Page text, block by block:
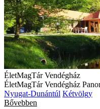
ÉletMagTár Vendégház
ÉletMagTár Vendégház
Nyugat-Dunántúl Kétvölgy
Bővebben